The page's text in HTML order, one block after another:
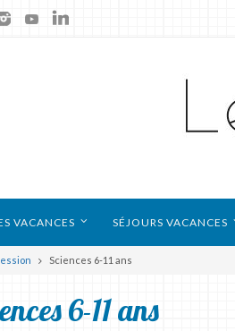
VACANCES SÉJOURS VACANCES
Sciences 6-11 ans
6-11 ans